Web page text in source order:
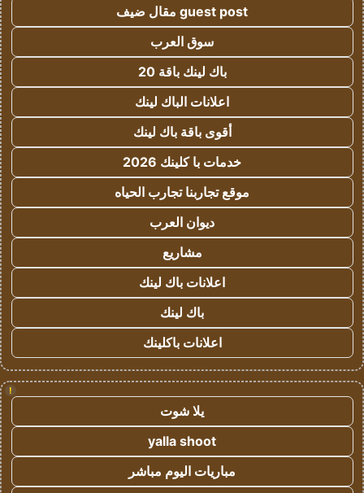
guest post مقال ضيف
سوق العرب
باك لينك باقة 20
اعلانات الباك لينك
أقوى باقة باك لينك
خدمات با كلينك 2026
موقع تجاربنا تجارب الحياه
ديوان العرب
مشاريع
اعلانات باك لينك
باك لينك
اعلانات باكلينك
!
يلا شوت
yalla shoot
مباريات اليوم مباشر